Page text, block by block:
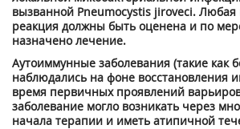
вызванной Pneumocystis jiroveci. Любая
реакция должны быть оценена и по
назначено лечение.
Аутоиммунные заболевания (такие как
наблюдались на фоне восстановления
время первичных проявлений
заболевание могло возникать через
начала терапии и иметь атипичной